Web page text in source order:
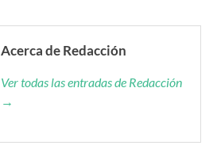
Acerca de Redacción
Ver todas las entradas de Redacción
→